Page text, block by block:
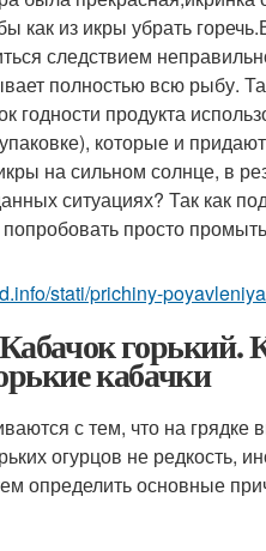
как из икры убрать
следствием
полностью всю рыбу.
годности продукта
которые и
на сильном солнце, в
ситуациях? Так как
просто
stati/prichiny-
горький.
кабачки
с тем, что на
огурцов не редкость,
определить основные